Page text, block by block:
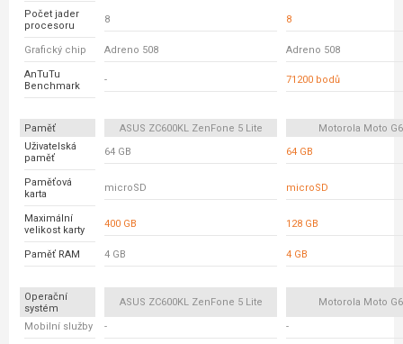
Počet jader
procesoru
8 8
Grafický chip Adreno 508 Adreno 508
AnTuTu
Benchmark
- 71200 bodů
Paměť ASUS ZC600KL ZenFone 5 Lite
Motorola Moto
Uživatelská
paměť
64 GB 64 GB
Paměťová
karta
microSD microSD
Maximální
velikost karty
400 GB 128 GB
Paměť RAM 4 GB 4 GB
Operační
systém
ASUS ZC600KL ZenFone 5 Lite Motorola Moto
Mobilní služby - -